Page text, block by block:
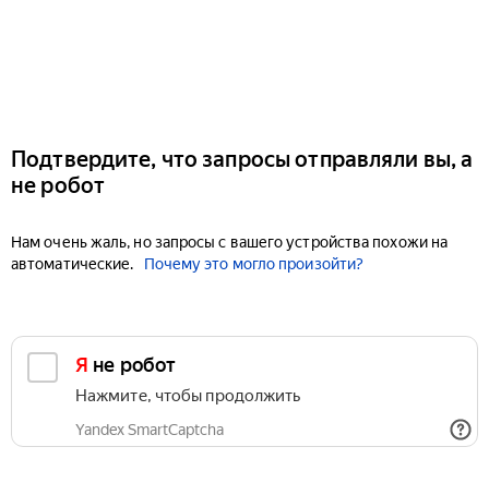
Подтвердите, что запросы отправляли вы, а
не робот
Нам очень жаль, но запросы с вашего устройства похожи на
автоматические.
Почему это могло произойти?
Я не робот
Нажмите, чтобы продолжить
Yandex SmartCaptcha